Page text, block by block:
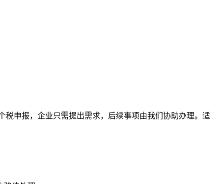
申报，企业只需提出需求，后续事项由我们协助办理。适